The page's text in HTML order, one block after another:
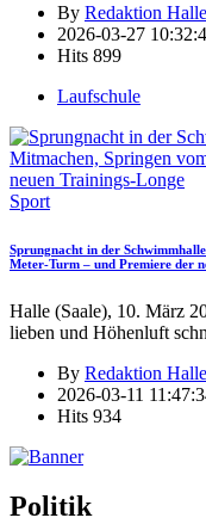
By Redaktion
2026-03-27
Hits 899
Laufschule
Sport
Sprungnacht in der
Meter-Turm – und Premiere der
Halle (Saale), 10. März
lieben und Höhenluft
By Redaktion
2026-03-11
Hits 934
Politik